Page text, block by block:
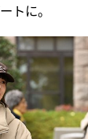
トに。